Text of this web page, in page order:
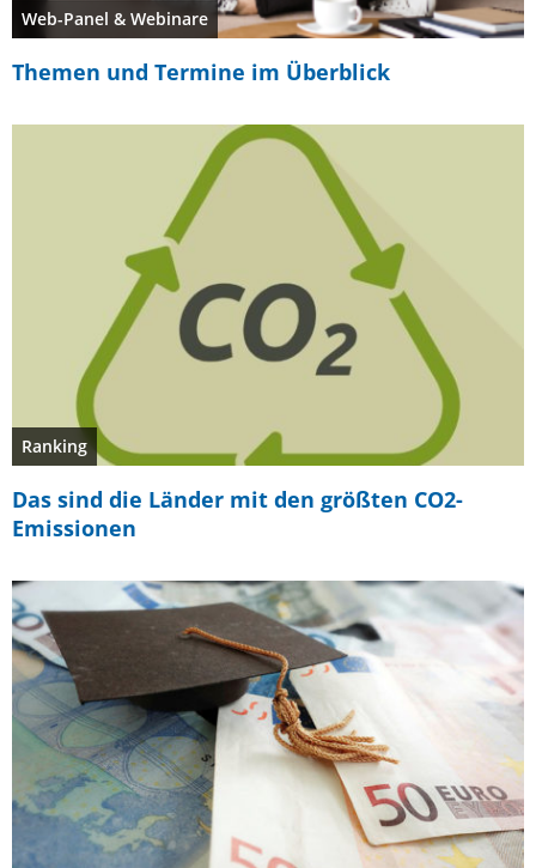
Web-Panel & Webinare
Themen und Termine im Überblick
Ranking
Das sind die Länder mit den größten CO2-
Emissionen